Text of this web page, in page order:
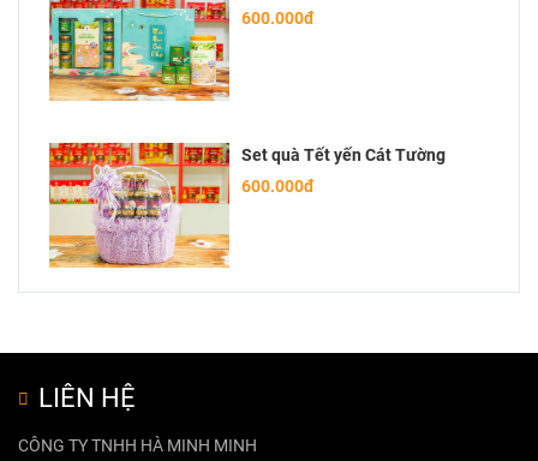
600.000đ
Set quà Tết yến Cát Tường
600.000đ
LIÊN HỆ
CÔNG TY TNHH HÀ MINH MINH